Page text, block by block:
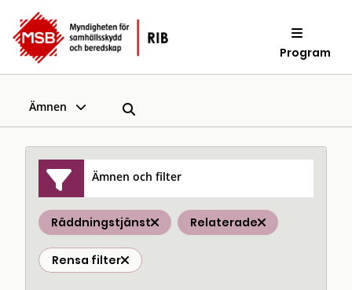
Program
Ämnen
Ämnen och filter
Räddningstjänst Relaterade
Rensa filter